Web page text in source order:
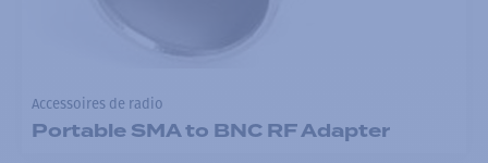
Accessoires de radio
Portable SMA to BNC RF Adapter